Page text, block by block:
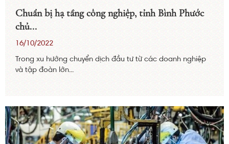
Chuẩn bị hạ tầng công nghiệp, tỉnh Bình Phước
chủ...
16/10/2022
Trong xu hướng chuyển dịch đầu tư từ các doanh nghiệp
và tập đoàn lớn...